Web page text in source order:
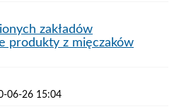
zakładów
produkty z mięczaków
06-26 15:04